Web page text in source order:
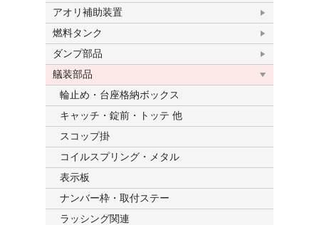
アオリ補助装置
燃料タンク
ダンプ部品
艤装部品
輪止め・台座格納ボックス
キャッチ・錠前・トッテ 他
スコップ掛
コイルスプリング・メタル
表示板
ナンバー枠・取付ステー
ラッシング関連